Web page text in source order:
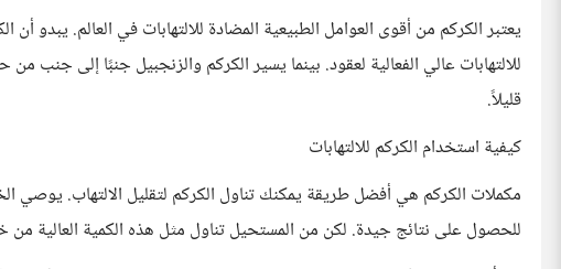
يعتبر الكركم من أقوى العوامل الطبيعية المضادة للالتهابات في العالم. يبدو
للالتهابات عالي الفعالية لعقود. بينما يسير الكركم والزنجبيل جنبًا إلى جنب
قليلاً.
كيفية استخدام الكركم للالتهابات
للحصول على نتائج جيدة. لكن من المستحيل تناول مثل هذه الكمية العالية